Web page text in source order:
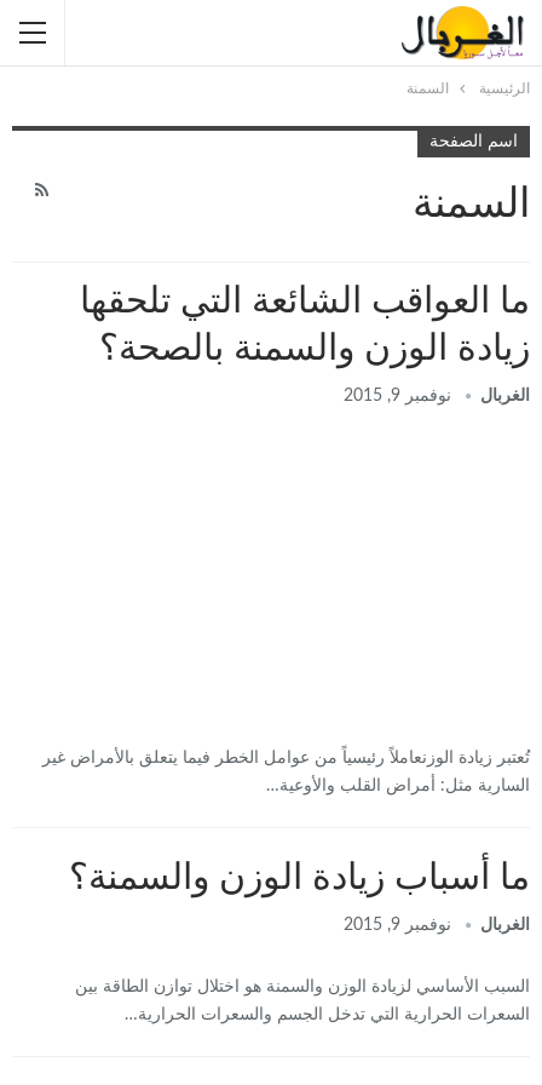
الرئيسية السمنة
اسم الصفحة
السمنة
ما العواقب الشائعة التي تلحقها
زيادة الوزن والسمنة بالصحة؟
الغربال نوفمبر 9, 2015
تُعتبر زيادة الوزنعاملاً رئيسياً من عوامل الخطر فيما يتعلق بالأمراض غير
السارية مثل: أمراض القلب والأوعية…
ما أسباب زيادة الوزن والسمنة؟
الغربال نوفمبر 9, 2015
السبب الأساسي لزيادة الوزن والسمنة هو اختلال توازن الطاقة بين
السعرات الحرارية التي تدخل الجسم والسعرات الحرارية…